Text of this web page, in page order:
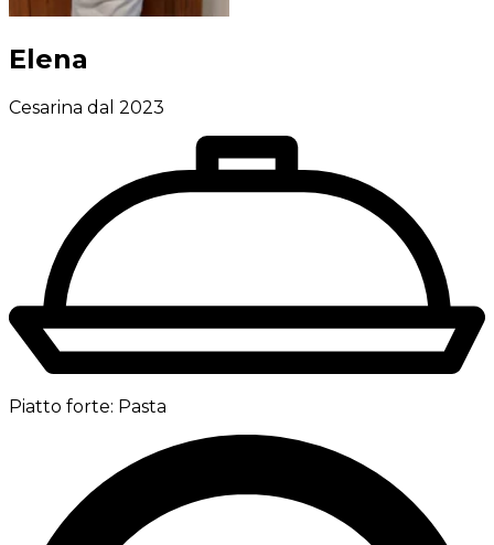
Elena
Cesarina dal 2023
Piatto forte: Pasta